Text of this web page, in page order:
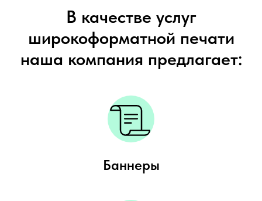
В качестве услуг
широкоформатной печати
наша компания предлагает:
Баннеры